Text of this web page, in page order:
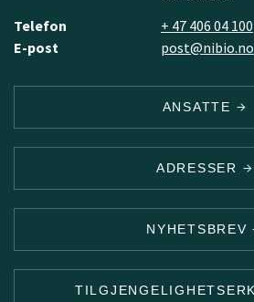
Telefon
+ 47 406 04 100
E-post
post@nibio.no
ANSATTE
ADRESSER
NYHETSBREV